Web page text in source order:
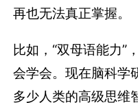
再也无法真正掌握。
比如，“双母语能力”
会学会。现在脑科学
多少人类的高级思维